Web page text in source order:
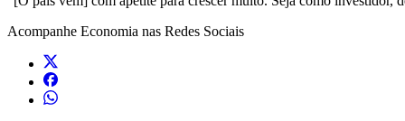
Acompanhe Economia nas Redes Sociais